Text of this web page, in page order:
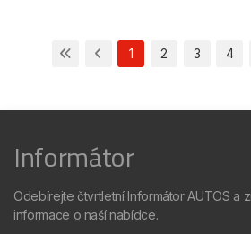
1 2 3 4
Informátor
Odebírejte čtvrtletní Informátor AUTOS a
informace o naší nabídce.